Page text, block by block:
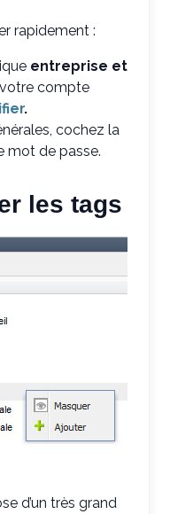
rapidement :
entreprise et
compte
.
cochez la
mot de passe.
les tags
d’un très grand